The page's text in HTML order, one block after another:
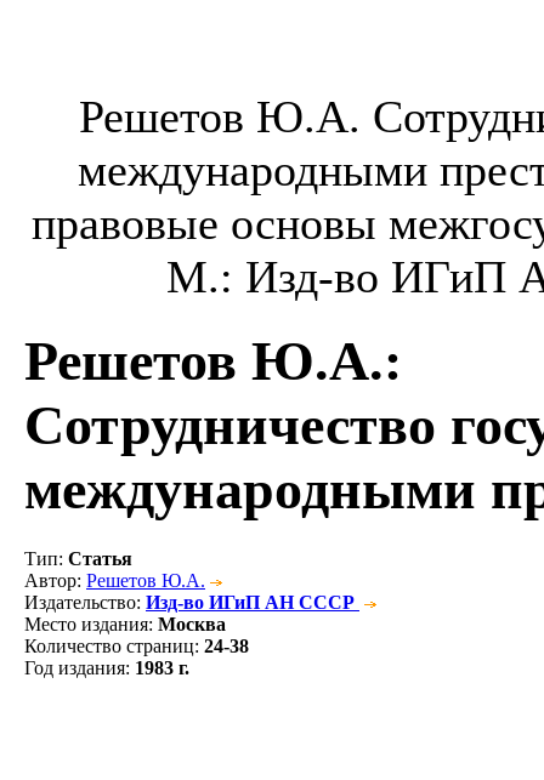
Решетов Ю.А.
международными
правовые основы
М.: Изд-во ИГиП
Решетов Ю.А.:
Сотрудничество
международными
Тип: Статья
Автор: Решетов Ю.А.
Издательство: Изд-во ИГиП АН СССР
Место издания: Москва
Количество страниц: 24-38
Год издания: 1983 г.